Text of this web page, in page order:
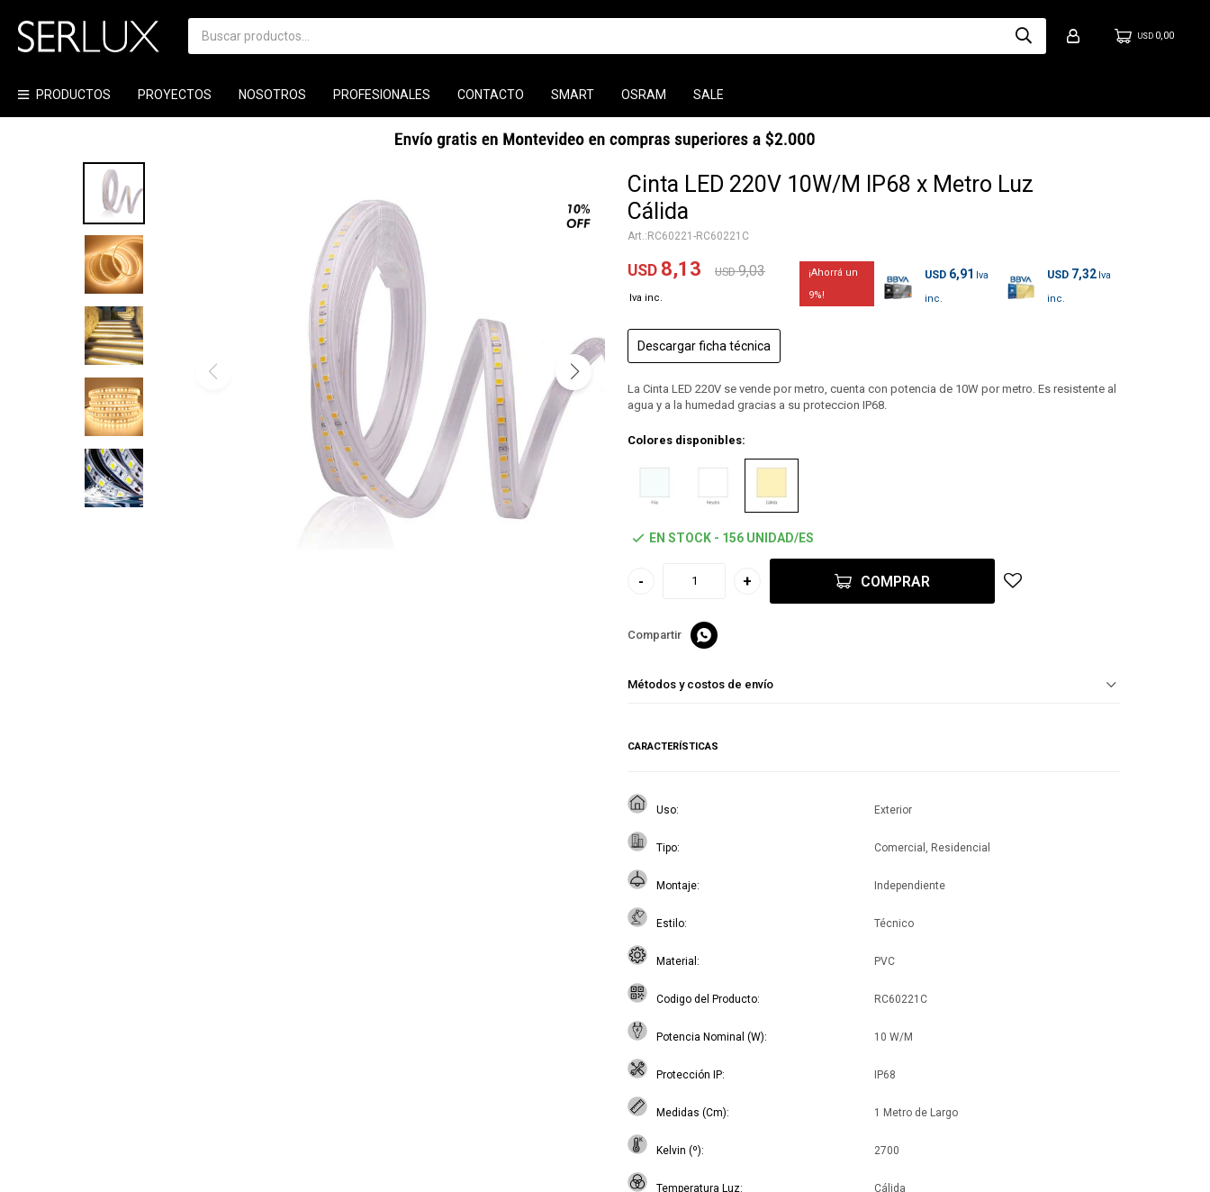
PRODUCTOS PROYECTOS NOSOTROS PROFESIONALES CONTACTO SMART OSRAM SALE
USD 0,00
Cinta LED 220V 10W/M IP68 x Metro Luz
Cálida
RC60221-RC60221C
USD 8,13 USD 9,03
9
USD 6,91 USD 7,32
Descargar ficha técnica
La Cinta LED 220V se vende por metro, cuenta con potencia de 10W por metro. Es resistente al
agua y a la humedad gracias a su proteccion IP68.
Colores disponibles:
EN STOCK - 156 UNIDAD/ES
- + COMPRAR

Métodos y costos de envío
CARACTERÍSTICAS
Uso Exterior
Tipo Comercial, Residencial
Montaje Independiente
Estilo Técnico
Material PVC
Codigo del Producto RC60221C
Potencia Nominal (W) 10 W/M
Protección IP IP68
Medidas (Cm) 1 Metro de Largo
Kelvin (º) 2700
Temperatura Luz Cálida